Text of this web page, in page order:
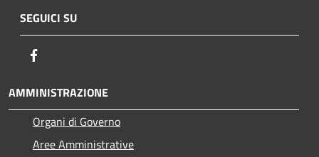
SEGUICI SU
AMMINISTRAZIONE
Organi di Governo
Aree Amministrative